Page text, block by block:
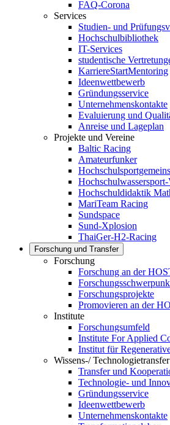
FAQ-Corona
Services
Studien- und
Hochschulbibliothek
IT-Services
studentische
KarriereStartMentoring
Ideenwettbewerb
Gründungsservice
Unternehmenskontakte
Evaluierung und
Anreise und Lageplan
Projekte und Vereine
Baltic Racing
Amateurfunker
Hochschuldidaktik
MariTeam Racing
Sundspace
Sund-Xplosion
ThaiGer-H2-Racing
Forschung und Transfer
Forschung
Forschung an der
Forschungsprojekte
Promovieren an der
Institute
Forschungsumfeld
Institute For Applied
Institut für
Wissens-/ Technologietransfer
Transfer und
Technologie- und
Gründungsservice
Ideenwettbewerb
Unternehmenskontakte